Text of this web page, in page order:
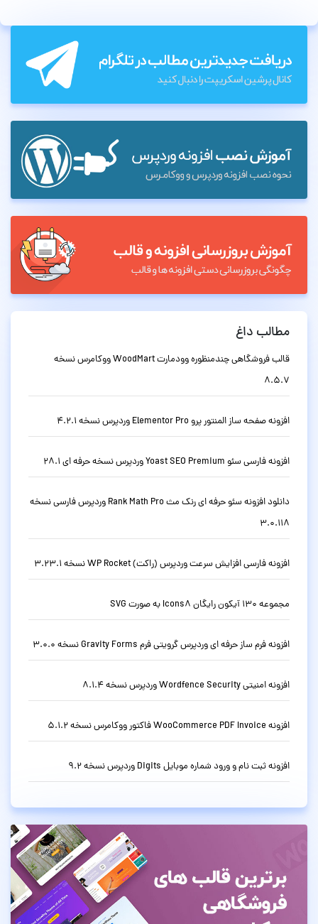
مطالب داغ
قالب فروشگاهی چندمنظوره وودمارت WoodMart ووکامرس نسخه
8.5.7
افزونه صفحه ساز المنتور پرو Elementor Pro وردپرس نسخه 4.2.1
افزونه فارسی سئو Yoast SEO Premium وردپرس نسخه حرفه ای 28.1
دانلود افزونه سئو حرفه ای رنک مث Rank Math Pro وردپرس فارسی نسخه
3.0.118
افزونه فارسی افزایش سرعت وردپرس (راکت) WP Rocket نسخه 3.23.1
مجموعه 130 آیکون رایگان Icons8 به صورت SVG
افزونه فرم ساز حرفه ای وردپرس گرویتی فرم Gravity Forms نسخه 3.0.0
افزونه امنیتی Wordfence Security وردپرس نسخه 8.1.4
افزونه WooCommerce PDF Invoice فاکتور ووکامرس نسخه 5.1.2
افزونه ثبت نام و ورود شماره موبایل Digits وردپرس نسخه 9.2